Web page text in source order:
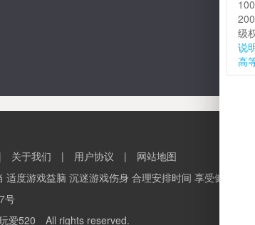
| 关于我们 | 用户协议 |
网站地图
度游戏益脑 沉迷游戏伤身 合理安排时间 享受健康生活
号
爱520 All rights reserved.
级
说
高